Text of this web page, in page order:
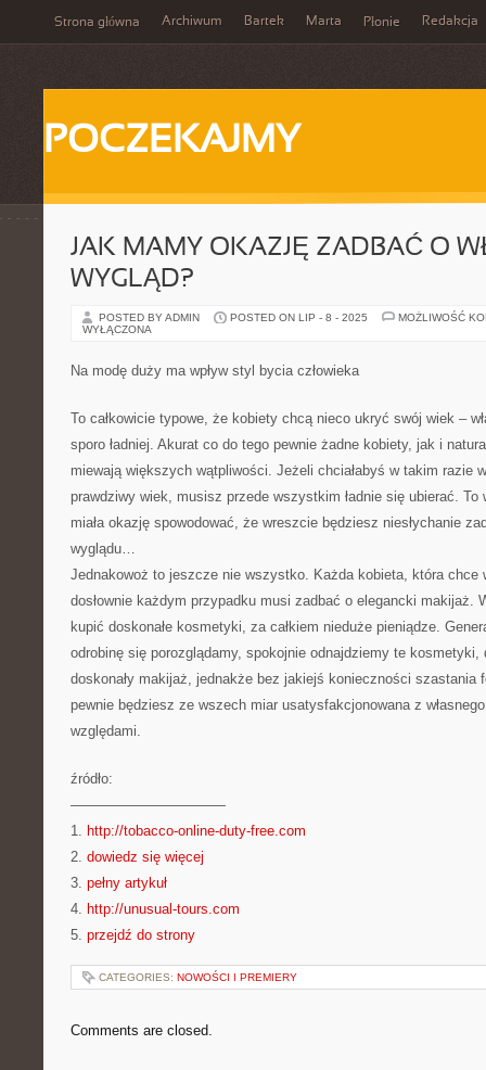
Strona główna Archiwum Bartek Marta Płonie Redakcja
POCZEKAJMY
JAK MAMY OKAZJĘ ZADBAĆ O
WYGLĄD?
POSTED BY ADMIN POSTED ON LIP - 8 - 2025
MOŻLIWOŚĆ
WYŁĄCZONA
Na modę duży ma wpływ styl bycia człowieka
To całkowicie typowe, że kobiety chcą nieco ukryć swój wiek –
sporo ładniej. Akurat co do tego pewnie żadne kobiety, jak i
miewają większych wątpliwości. Jeżeli chciałabyś w takim razie
prawdziwy wiek, musisz przede wszystkim ładnie się ubierać. To
miała okazję spowodować, że wreszcie będziesz niesłychanie
wyglądu…
Jednakowoż to jeszcze nie wszystko. Każda kobieta, która chce
dosłownie każdym przypadku musi zadbać o elegancki makijaż.
kupić doskonałe kosmetyki, za całkiem nieduże pieniądze.
odrobinę się porozglądamy, spokojnie odnajdziemy te
doskonały makijaż, jednakże bez jakiejś konieczności szastania
pewnie będziesz ze wszech miar usatysfakcjonowana z
względami.
źródło:
———————————
1. http://tobacco-online-duty-free.com
2. dowiedz się więcej
3. pełny artykuł
4. http://unusual-tours.com
5. przejdź do strony
CATEGORIES: NOWOŚCI I PREMIERY
Comments are closed.